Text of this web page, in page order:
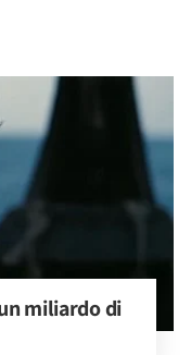
miliardo di